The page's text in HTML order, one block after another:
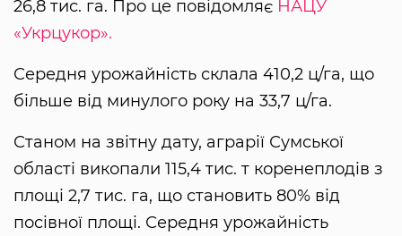
26,8 тис. га. Про це повідомляє НАЦУ
«Укрцукор».
Середня урожайність склала 410,2 ц/га, що
більше від минулого року на 33,7 ц/га.
Станом на звітну дату, аграрії Сумської
області викопали 115,4 тис. т коренеплодів з
площі 2,7 тис. га, що становить 80% від
посівної площі. Середня урожайність